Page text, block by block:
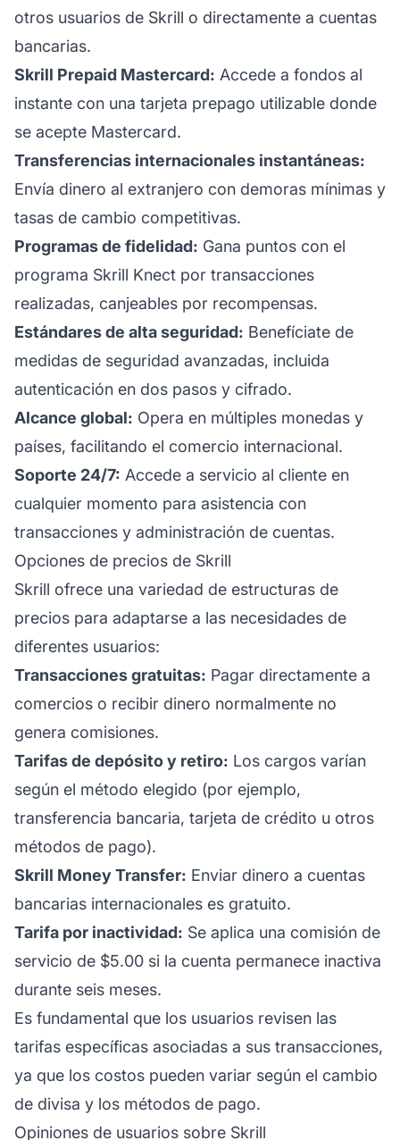
otros usuarios de Skrill o directamente a cuentas
bancarias.
Skrill Prepaid Mastercard: Accede a fondos al
instante con una tarjeta prepago utilizable donde
se acepte Mastercard.
Transferencias internacionales instantáneas:
Envía dinero al extranjero con demoras mínimas y
tasas de cambio competitivas.
Programas de fidelidad: Gana puntos con el
programa Skrill Knect por transacciones
realizadas, canjeables por recompensas.
Estándares de alta seguridad: Benefíciate de
medidas de seguridad avanzadas, incluida
autenticación en dos pasos y cifrado.
Alcance global: Opera en múltiples monedas y
países, facilitando el comercio internacional.
Soporte 24/7: Accede a servicio al cliente en
cualquier momento para asistencia con
transacciones y administración de cuentas.
Opciones de precios de Skrill
Skrill ofrece una variedad de estructuras de
precios para adaptarse a las necesidades de
diferentes usuarios:
Transacciones gratuitas: Pagar directamente a
comercios o recibir dinero normalmente no
genera comisiones.
Tarifas de depósito y retiro: Los cargos varían
según el método elegido (por ejemplo,
transferencia bancaria, tarjeta de crédito u otros
métodos de pago).
Skrill Money Transfer: Enviar dinero a cuentas
bancarias internacionales es gratuito.
Tarifa por inactividad: Se aplica una comisión de
servicio de $5.00 si la cuenta permanece inactiva
durante seis meses.
Es fundamental que los usuarios revisen las
tarifas específicas asociadas a sus transacciones,
ya que los costos pueden variar según el cambio
de divisa y los métodos de pago.
Opiniones de usuarios sobre Skrill